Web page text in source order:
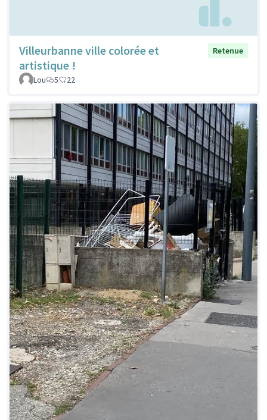
Villeurbanne ville colorée et
artistique !
Retenue
Lou 5 22